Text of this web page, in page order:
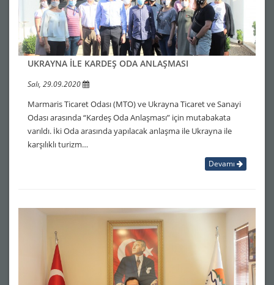
UKRAYNA İLE KARDEŞ ODA ANLAŞMASI
Salı, 29.09.2020
Marmaris Ticaret Odası (MTO) ve Ukrayna Ticaret ve Sanayi
Odası arasında “Kardeş Oda Anlaşması” için mutabakata
varıldı. İki Oda arasında yapılacak anlaşma ile Ukrayna ile
karşılıklı turizm…
Devamı